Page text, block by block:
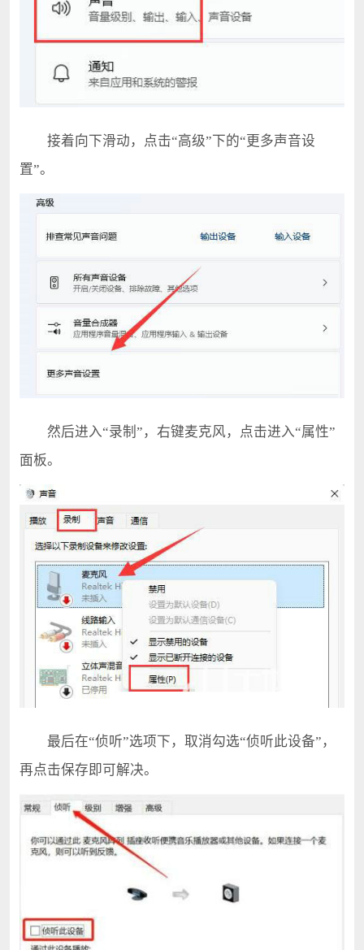
接着向下滑动，点击“高级”下的“更多声音设
置”。
然后进入“录制”，右键麦克风，点击进入“属性”
面板。
最后在“侦听”选项下，取消勾选“侦听此设备”，
再点击保存即可解决。